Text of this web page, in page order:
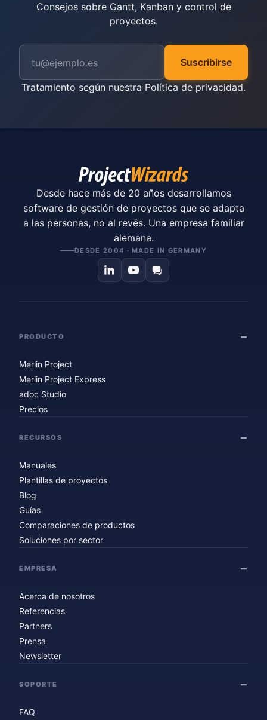
Consejos sobre Gantt, Kanban y control de
proyectos.
Suscribirse
Tratamiento según nuestra Política de privacidad.
Desde hace más de 20 años desarrollamos
software de gestión de proyectos que se adapta
a las personas, no al revés. Una empresa familiar
alemana.
DESDE 2004 · MADE IN GERMANY
PRODUCTO
Merlin Project
Merlin Project Express
adoc Studio
Precios
RECURSOS
Manuales
Plantillas de proyectos
Blog
Guías
Comparaciones de productos
Soluciones por sector
EMPRESA
Acerca de nosotros
Referencias
Partners
Prensa
Newsletter
SOPORTE
FAQ